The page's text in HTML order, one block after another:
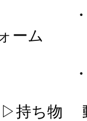
・ホーム
ォーム
・メー
▷持ち物